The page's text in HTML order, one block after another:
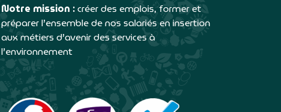
Notre mission :créer des emplois, former et
préparer l’ensemble de nos salariés en insertion
aux métiers d’avenir des services à
l’environnement